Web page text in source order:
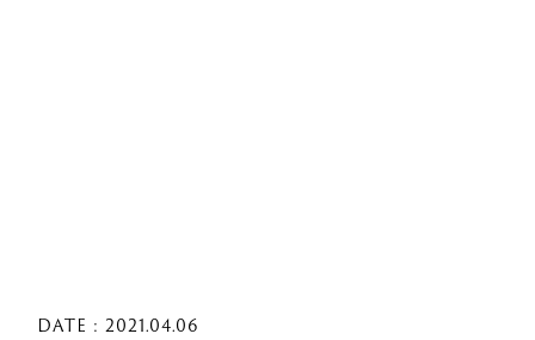
DATE : 2021.04.06